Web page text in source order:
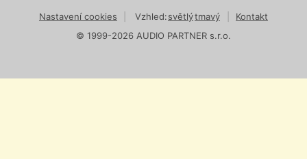
Nastavení cookies Vzhled:světlýtmavý
Kontakt
© 1999-2026 AUDIO PARTNER s.r.o.